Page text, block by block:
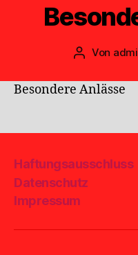
Von
Besondere Anlässe
Haftungsausschluss
Datenschutz
Impressum